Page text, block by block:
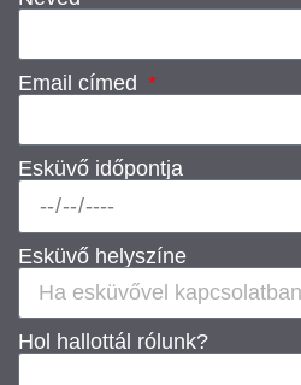
Email címed
Esküvő időpontja
Esküvő helyszíne
Hol hallottál rólunk?